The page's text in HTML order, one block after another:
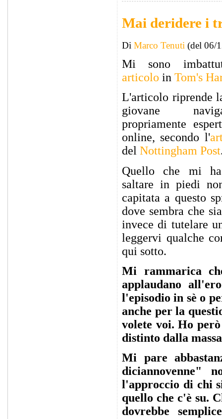
Mai deridere i
Di Marco Tenuti (del 06/
Mi sono
articolo in Tom's
L'articolo riprende
giovane
propriamente
online, secondo l'
del Nottingham Post
Quello che mi
saltare in piedi
capitata a questo
dove sembra che
invece di tutelare
leggervi qualche
qui sotto.
Mi rammarica
applaudano
l'episodio in sè o
anche per la
volete voi. Ho
distinto dalla
Mi pare
diciannovenne"
l'approccio di chi
quello che c'è su.
dovrebbe